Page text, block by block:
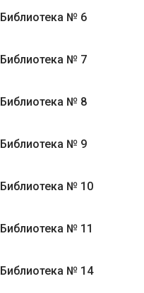
Библиотека № 6
Библиотека № 7
Библиотека № 8
Библиотека № 9
Библиотека № 10
Библиотека № 11
Библиотека № 14